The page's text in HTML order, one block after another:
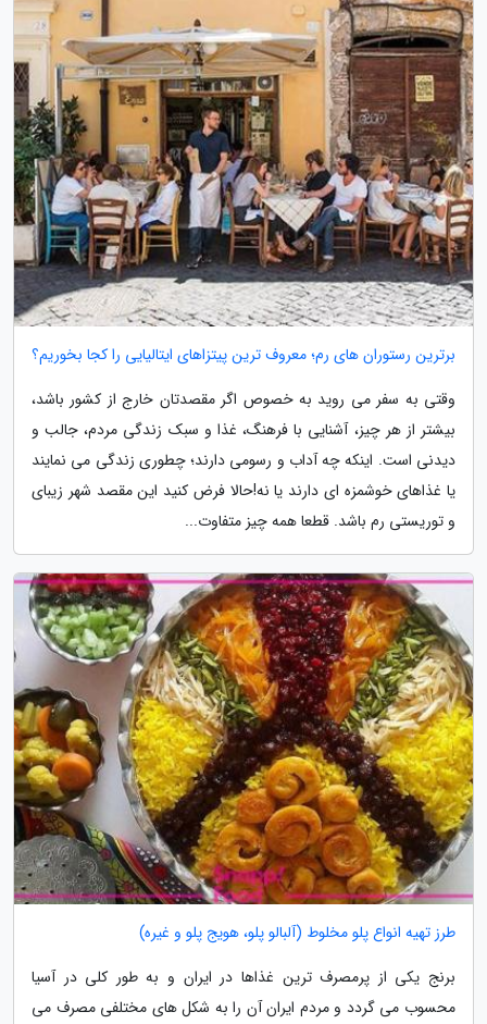
برترین رستوران های رم؛ معروف ترین پیتزاهای ایتالیایی را کجا بخوریم؟
وقتی به سفر می روید به خصوص اگر مقصدتان خارج از کشور باشد،
بیشتر از هر چیز، آشنایی با فرهنگ، غذا و سبک زندگی مردم، جالب و
دیدنی است. اینکه چه آداب و رسومی دارند؛ چطوری زندگی می نمایند
یا غذاهای خوشمزه ای دارند یا نه!حالا فرض کنید این مقصد شهر زیبای
و توریستی رم باشد. قطعا همه چیز متفاوت...
طرز تهیه انواع پلو مخلوط (آلبالو پلو، هویج پلو و غیره)
برنج یکی از پرمصرف ترین غذاها در ایران و به طور کلی در آسیا
محسوب می گردد و مردم ایران آن را به شکل های مختلفی مصرف می